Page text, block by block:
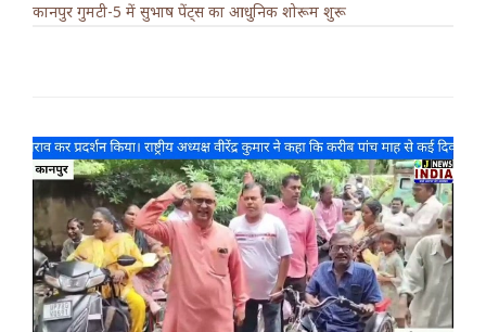
कानपुर गुमटी-5 में सुभाष पेंट्स का आधुनिक शोरूम शुरू